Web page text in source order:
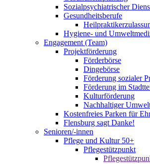
Sozialpsychiatrischer
Gesundheitsberufe
Hygiene- und
Engagement (Team)
Projektförderung
Förderbörse
Dingebörse
Förderung sozialer
Förderung im
Kulturförderung
Nachhaltiger
Kostenfreies Parken für
Flensburg sagt Danke!
Senioren/-innen
Pflege und Kultur 50+
Pflegestützpunkt